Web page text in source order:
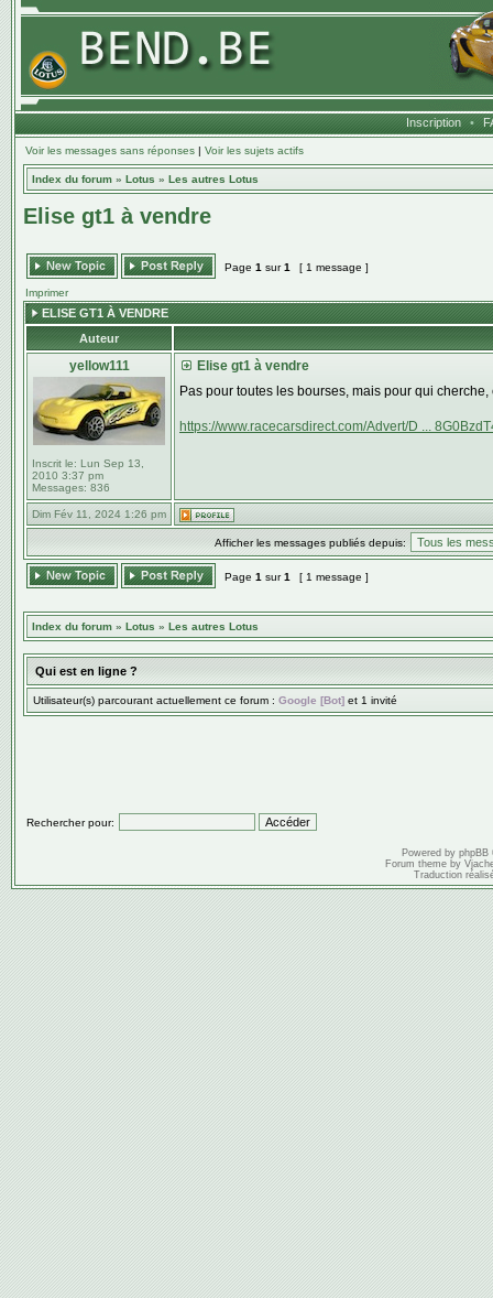
Inscription •
Voir les messages sans réponses | Voir les sujets actifs
Index du forum » Lotus » Les autres Lotus
Elise gt1 à vendre
Page 1 sur1 [ 1 message ]
Imprimer
ELISE GT1 À VENDRE
Auteur
yellow111
Inscrit le: Lun Sep 13,
2010 3:37 pm
Messages: 836
Elise gt1 à vendre
Pas pour toutes les bourses, mais pour qui cherche,
https://www.racecarsdirect.com/Advert/D ...
Dim Fév 11, 2024 1:26 pm
Afficher les messages publiés depuis:
Page 1 sur1 [ 1 message ]
Index du forum » Lotus » Les autres Lotus
Qui est en ligne ?
Utilisateur(s) parcourant actuellement ce forum : Google [Bot] et 1 invité
Rechercher pour:
Powered by phpBB
Forum theme by
Traduction